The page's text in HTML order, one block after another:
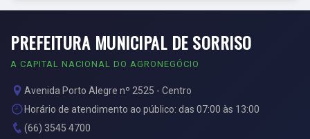
PREFEITURA MUNICIPAL DE SORRISO
A CAPITAL NACIONAL DO AGRONEGÓCIO
Avenida Porto Alegre nº 2525 - Centro
Horário de atendimento ao público: das 07:00 às 13:00
(66) 3545 4700